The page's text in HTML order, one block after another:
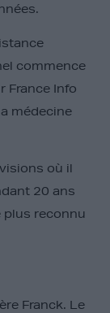
commence
France Info
médecine
où il
20 ans
plus reconnu
Franck. Le